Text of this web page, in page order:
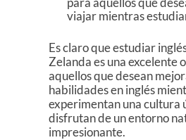
viajar mientras
Es claro que estudiar
Zelanda es una excelente
aquellos que desean
habilidades en inglés
experimentan una cultura
disfrutan de un entorno
impresionante.